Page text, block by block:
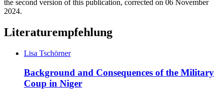
the second version of this publication, corrected on 06 November
2024.
Literaturempfehlung
Lisa Tschörner
Background and Consequences of the Military
Coup in Niger